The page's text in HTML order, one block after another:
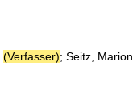
(Verfasser); Seitz, Marion